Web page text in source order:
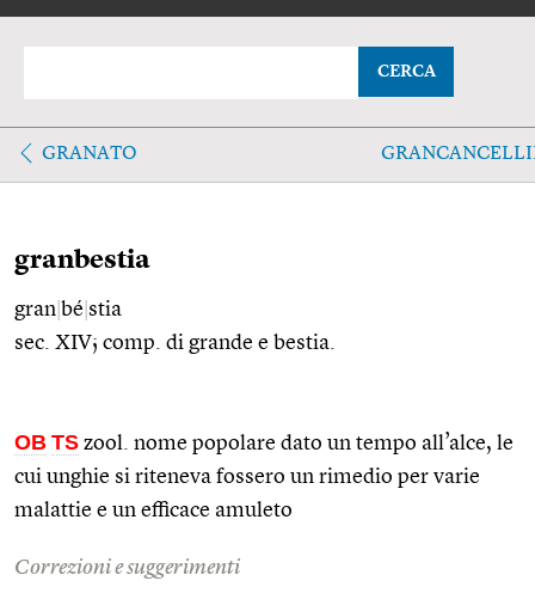
CERCA
GRANATO
granbestia
gran bé stia
sec. XIV; comp. di grande e bestia.
OB TS zool. nome popolare dato un tempo all’alce, le
cui unghie si riteneva fossero un rimedio per varie
malattie e un efficace amuleto
Correzioni e suggerimenti